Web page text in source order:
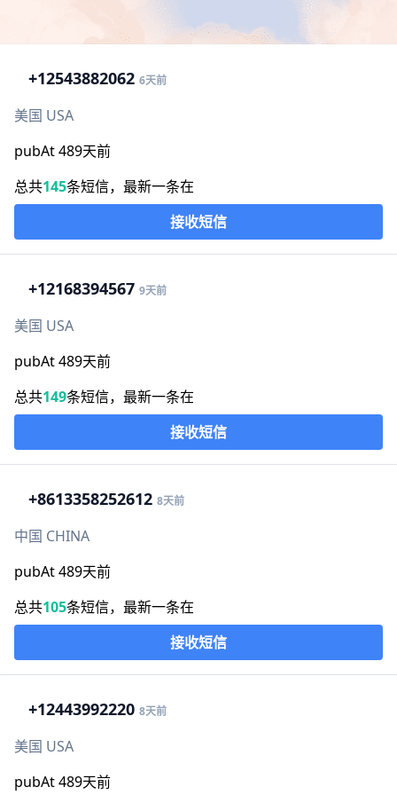
+12543882062 6天前
美国 USA
pubAt 489天前
总共145条短信，最新一条在
接收短信
+12168394567 9天前
美国 USA
pubAt 489天前
总共149条短信，最新一条在
接收短信
+8613358252612 8天前
中国 CHINA
pubAt 489天前
总共105条短信，最新一条在
接收短信
+12443992220 8天前
美国 USA
pubAt 489天前